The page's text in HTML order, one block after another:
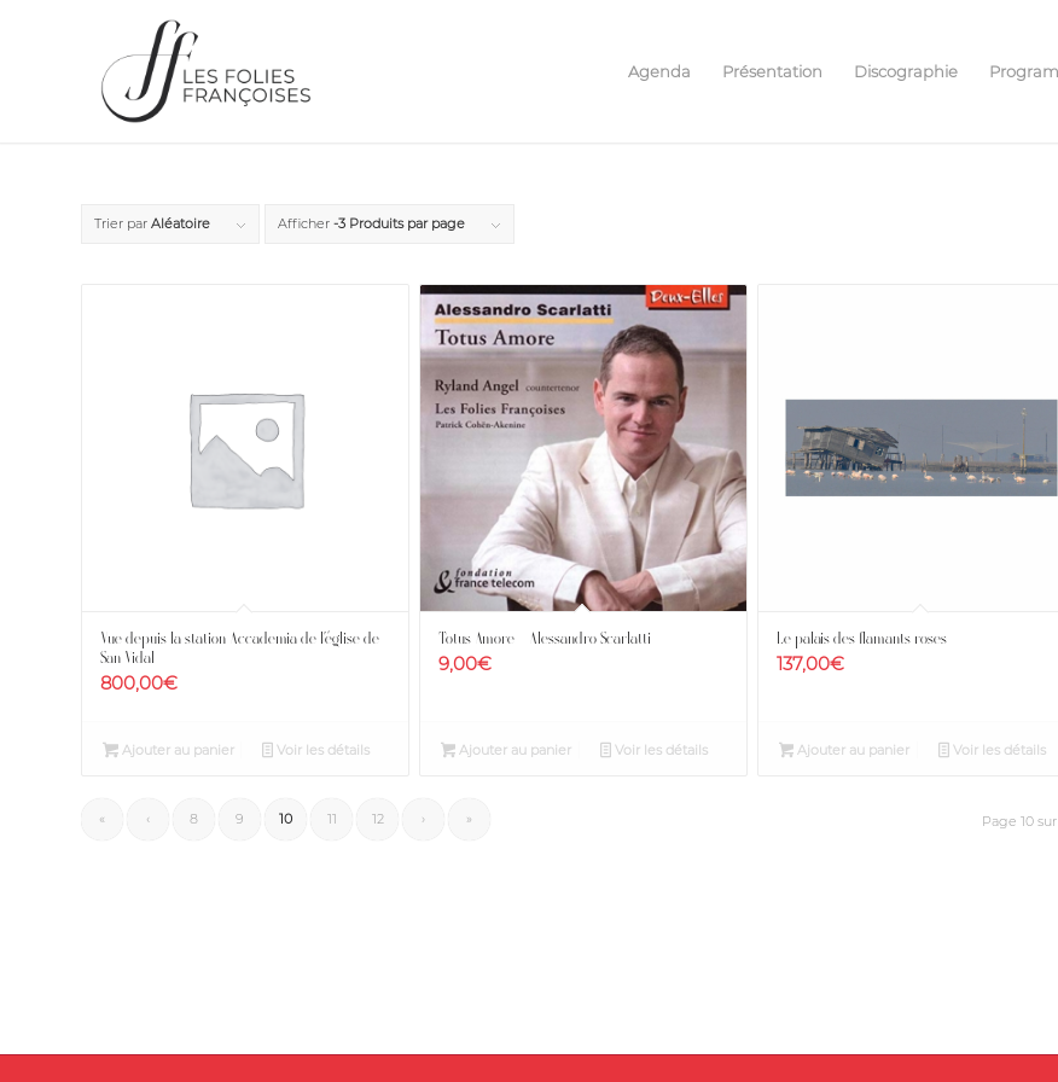
Agenda Présentation Discographie
Trier par Aléatoire Afficher -3 Produits par page
Vue depuis la station Accademia de l’église de
San Vidal
800,00€
Ajouter au panier Voir les détails
Totus Amore – Alessandro Scarlatti
9,00€
Ajouter au panier Voir les détails
Le palais des flamants roses
137,00€
Ajouter au panier Voir les détails
Page 10
« ‹ 8 9 10 11 12 › »